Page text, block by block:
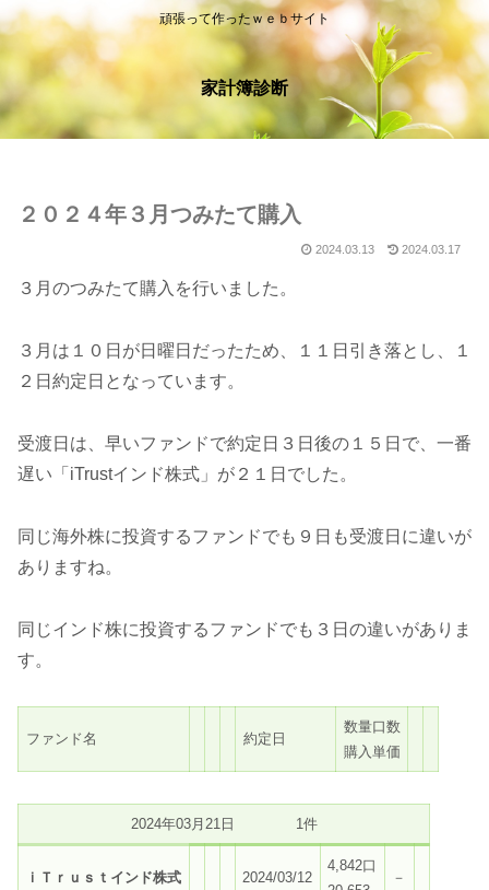
頑張って作ったｗｅｂサイト
家計簿診断
２０２４年３月つみたて購入
2024.03.13 2024.03.17
３月のつみたて購入を行いました。
３月は１０日が日曜日だったため、１１日引き落とし、１
２日約定日となっています。
受渡日は、早いファンドで約定日３日後の１５日で、一番
遅い「iTrustインド株式」が２１日でした。
同じ海外株に投資するファンドでも９日も受渡日に違いが
ありますね。
同じインド株に投資するファンドでも３日の違いがありま
す。
ファンド名 約定日
数量口数
購入単価
2024年03月21日 1件
ｉＴｒｕｓｔインド株式 2024/03/12
4,842口
－